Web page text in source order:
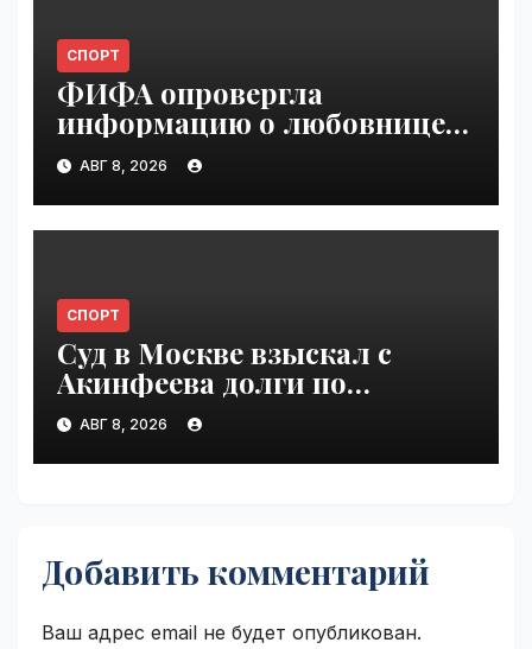
СПОРТ
ФИФА опровергла
информацию о любовнице
Инфантино | VseTime.ru
АВГ 8, 2026
СПОРТ
Суд в Москве взыскал с
Акинфеева долги по
коммунальным платежам |
VseTime.ru
АВГ 8, 2026
Добавить комментарий
Ваш адрес email не будет опубликован.